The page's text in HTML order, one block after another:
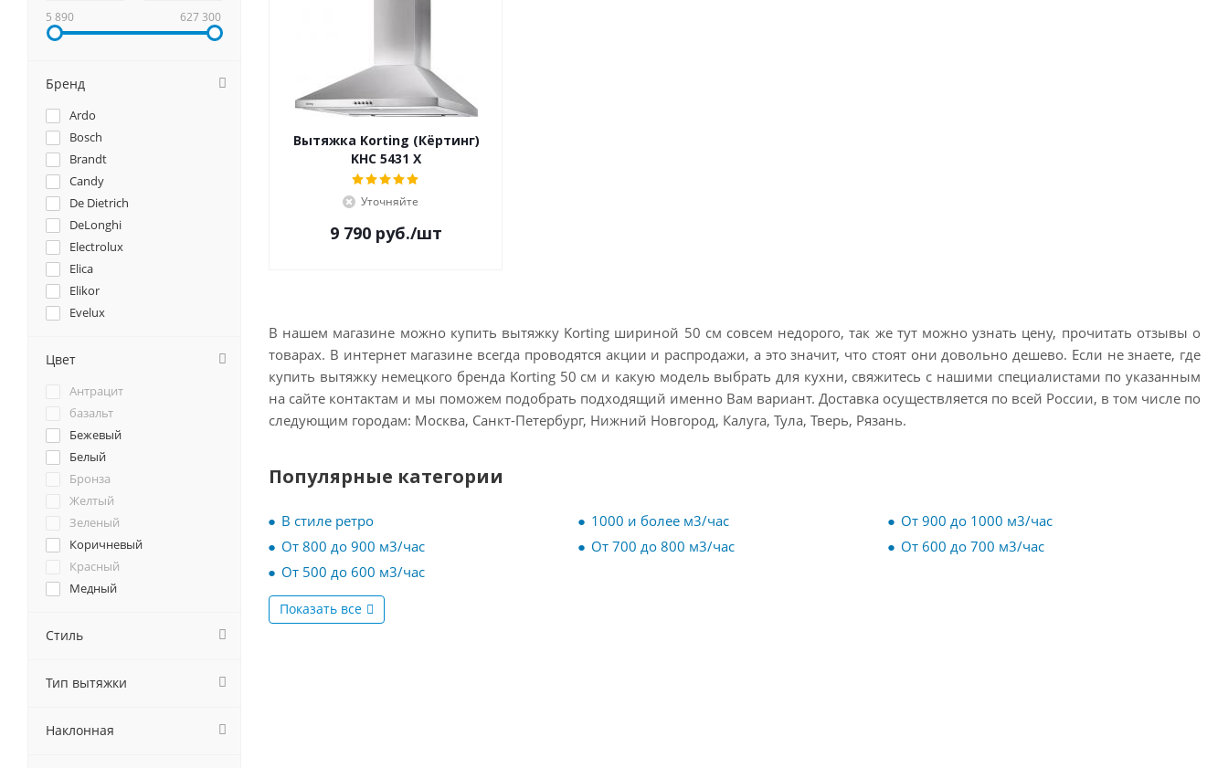
Вытяжка Korting (Кёртинг)
KHC 5431 X
Уточняйте
9 790 руб./шт
В нашем магазине можно купить вытяжку Korting шириной 50 см совсем недорого, так же тут можно узнать цену, прочитать отзывы о
товарах. В интернет магазине всегда проводятся акции и распродажи, а это значит, что стоят они довольно дешево. Если не знаете, где
купить вытяжку немецкого бренда Korting 50 см и какую модель выбрать для кухни, свяжитесь с нашими специалистами по указанным
на сайте контактам и мы поможем подобрать подходящий именно Вам вариант. Доставка осуществляется по всей России, в том числе по
следующим городам: Москва, Санкт-Петербург, Нижний Новгород, Калуга, Тула, Тверь, Рязань.
Популярные категории
В стиле ретро 1000 и более м3/час
От 900 до 1000 м3/час
От 800 до 900 м3/час
От 700 до 800 м3/час
От 600 до 700 м3/час
От 500 до 600 м3/час
Показать все
5 890 627 300
Бренд
Ardo
Bosch
Brandt
Candy
De Dietrich
DeLonghi
Electrolux
Elica
Elikor
Evelux
Faber
Franke
GEFEST
Gorenje
GRAUDE
Haier
Hiberg
HOMSair
il Monte
Jackys
Jet Air
Korting
Kuppersberg
Lex
Цвет
Антрацит
базальт
Бежевый
Белый
Бронза
Желтый
Зеленый
Коричневый
Красный
Медный
Розовый
Стиль
Тип вытяжки
Наклонная